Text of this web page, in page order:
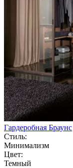
Гардеробная Браунс
Стиль:
Минимализм
Цвет:
Темный